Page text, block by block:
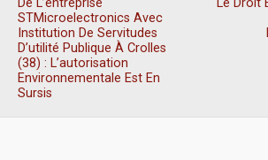
De L’entreprise
STMicroelectronics Avec
Institution De Servitudes
D’utilité Publique À Crolles
(38) : L’autorisation
Environnementale Est En
Sursis
Le Droit